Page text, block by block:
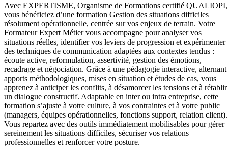
Avec EXPERTISME, Organisme de Formations certifié QUALIOPI,
vous bénéficiez d’une formation Gestion des situations difficiles
résolument opérationnelle, centrée sur vos enjeux de terrain. Votre
Formateur Expert Métier vous accompagne pour analyser vos
situations réelles, identifier vos leviers de progression et expérimenter
des techniques de communication adaptées aux contextes tendus :
écoute active, reformulation, assertivité, gestion des émotions,
recadrage et négociation. Grâce à une pédagogie interactive, alternant
apports méthodologiques, mises en situation et études de cas, vous
apprenez à anticiper les conflits, à désamorcer les tensions et à rétablir
un dialogue constructif. Adaptable en inter ou intra entreprise, cette
formation s’ajuste à votre culture, à vos contraintes et à votre public
(managers, équipes opérationnelles, fonctions support, relation client).
Vous repartez avec des outils immédiatement mobilisables pour gérer
sereinement les situations difficiles, sécuriser vos relations
professionnelles et renforcer votre posture.